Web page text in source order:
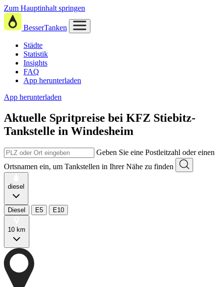
Zum Hauptinhalt springen
BesserTanken
Städte
Statistik
Insights
FAQ
App herunterladen
App herunterladen
Aktuelle Spritpreise bei KFZ Stiebitz-
Tankstelle in Windesheim
Geben Sie eine Postleitzahl oder einen
Ortsnamen ein, um Tankstellen in Ihrer Nähe zu finden
diesel
Diesel E5 E10
10 km